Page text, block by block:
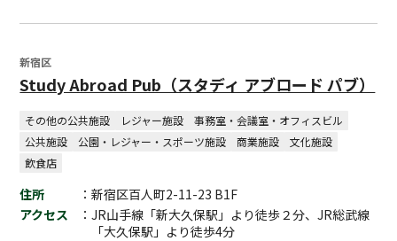
新宿区
Study Abroad Pub（スタディ アブロード パブ）
その他の公共施設 レジャー施設
事務室・会議室・オフィスビル
公共施設
公園・レジャー・スポーツ施設 商業施設
文化施設
飲食店
住所
：新宿区百人町2-11-23 B1F
アクセス
：JR山手線「新大久保駅」より徒歩２分、JR総武線
「大久保駅」より徒歩4分